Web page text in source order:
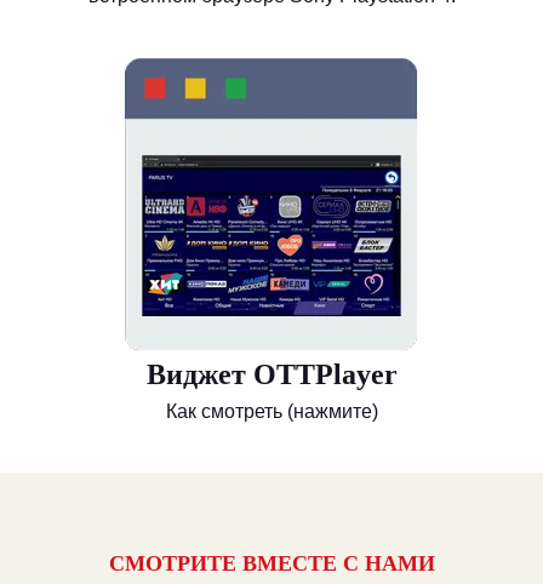
Виджет OTTPlayer
Как смотреть (нажмите)
СМОТРИТЕ ВМЕСТЕ С НАМИ